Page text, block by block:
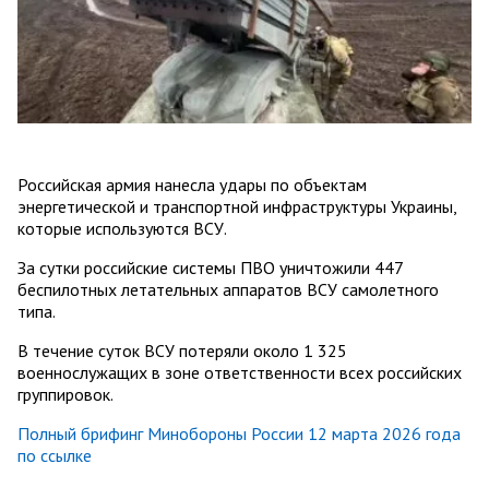
Российская армия нанесла удары по объектам
энергетической и транспортной инфраструктуры Украины,
которые используются ВСУ.
За сутки российские системы ПВО уничтожили 447
беспилотных летательных аппаратов ВСУ самолетного
типа.
В течение суток ВСУ потеряли около 1 325
военнослужащих в зоне ответственности всех российских
группировок.
Полный брифинг Минобороны России 12 марта 2026 года
по ссылке